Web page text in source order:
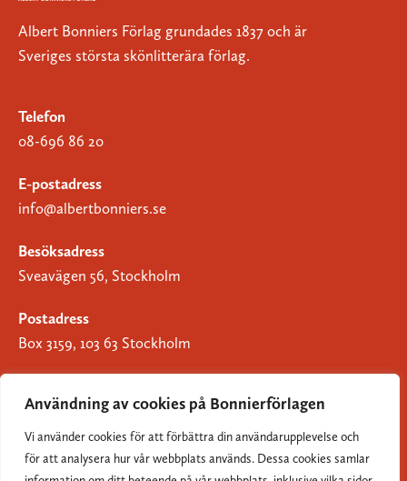
Användning av cookies på Bonnierförlagen
Vi använder cookies för att förbättra din användarupplevelse och
för att analysera hur vår webbplats används. Dessa cookies samlar
Albert Bonniers Förlag grundades 1837 och är
Sveriges största skönlitterära förlag.
Telefon
08-696 86 20
E-postadress
info@albertbonniers.se
Besöksadress
Sveavägen 56, Stockholm
Postadress
Box 3159, 103 63 Stockholm
Om Bonnierförlagen
Cookies